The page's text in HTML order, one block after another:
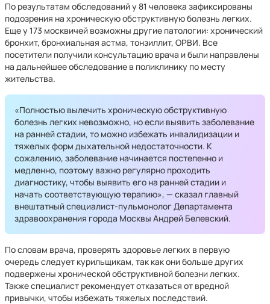
По результатам обследований у 81 человека зафиксированы
подозрения на хроническую обструктивную болезнь легких.
Еще у 173 москвичей возможны другие патологии: хронический
бронхит, бронхиальная астма, тонзиллит, ОРВИ. Все
посетители получили консультацию врача и были направлены
на дальнейшее обследование в поликлинику по месту
жительства.
«Полностью вылечить хроническую обструктивную
болезнь легких невозможно, но если выявить заболевание
на ранней стадии, то можно избежать инвалидизации и
тяжелых форм дыхательной недостаточности. К
сожалению, заболевание начинается постепенно и
медленно, поэтому важно регулярно проходить
диагностику, чтобы выявить его на ранней стадии и
начать соответствующую терапию», — сказал главный
внештатный специалист-пульмонолог Департамента
здравоохранения города Москвы Андрей Белевский.
По словам врача, проверять здоровье легких в первую
очередь следует курильщикам, так как они больше других
подвержены хронической обструктивной болезни легких.
Также специалист рекомендует отказаться от вредной
привычки, чтобы избежать тяжелых последствий.